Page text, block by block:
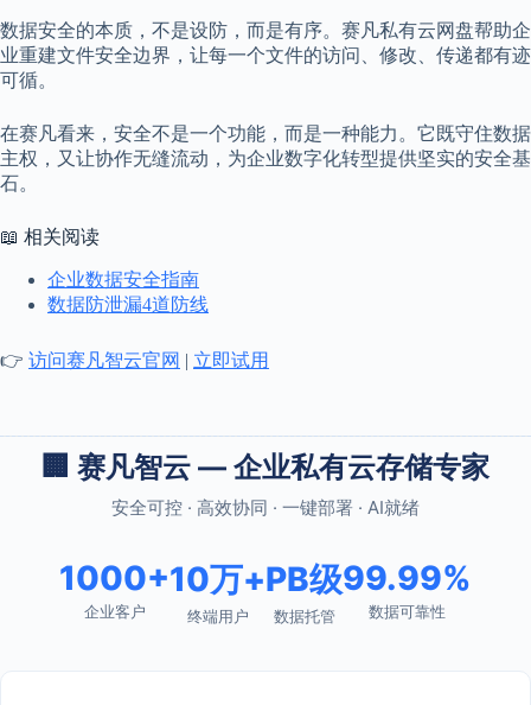
数据安全的本质，不是设防，而是有序。赛凡私有云网盘帮助企
业重建文件安全边界，让每一个文件的访问、修改、传递都有迹
可循。
在赛凡看来，安全不是一个功能，而是一种能力。它既守住数据
主权，又让协作无缝流动，为企业数字化转型提供坚实的安全基
石。
📖 相关阅读
企业数据安全指南
数据防泄漏4道防线
👉 访问赛凡智云官网 | 立即试用
🏢 赛凡智云 — 企业私有云存储专家
安全可控 · 高效协同 · 一键部署 · AI就绪
1000+
企业客户
10万+
终端用户
PB级
数据托管
99.99%
数据可靠性